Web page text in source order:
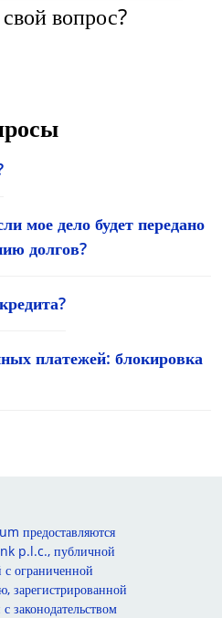
вопрос?
мое дело будет передано
долгов?
платежей: блокировка
предоставляются
p.l.c., публичной
ограниченной
зарегистрированной
законодательством